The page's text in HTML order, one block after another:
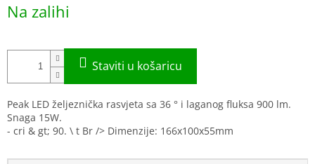
price:
Na zalihi
Peak LED željeznička rasvjeta sa 36 ° i laganog fluksa 900 lm.
Snaga 15W.
- cri & gt; 90. \ t Br /> Dimenzije: 166x100x55mm